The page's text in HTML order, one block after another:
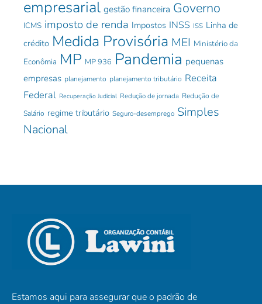
empresarial gestão financeira Governo
ICMS imposto de renda Impostos INSS ISS Linha de
crédito Medida Provisória MEI Ministério da
Econômia MP MP 936 Pandemia pequenas
empresas planejamento planejamento tributário Receita
Federal Recuperação Judicial Redução de jornada Redução de
Salário regime tributário Seguro-desemprego Simples
Nacional
Estamos aqui para assegurar que o padrão de